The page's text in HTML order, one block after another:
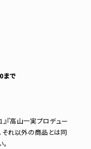
まで
『高山一実プロデュー
それ以外の商品とは同